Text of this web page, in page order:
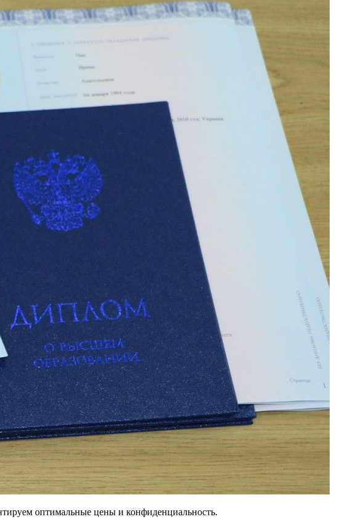
оптимальные цены и конфиденциальность.